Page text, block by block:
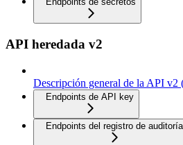
API heredada v2
Descripción general de la API v2
Endpoints de API key
Endpoints del registro de auditoría